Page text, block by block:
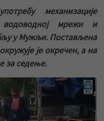
механизације
мрежи и
у Мужљи. Постављена
је окречен, а на
за седење.